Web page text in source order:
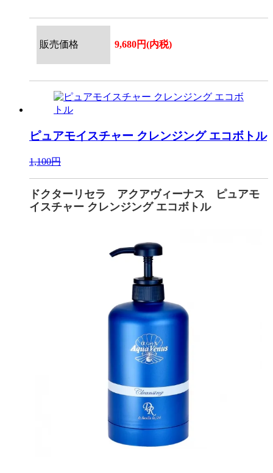
販売価格 9,680円(内税)
ピュアモイスチャー クレンジング エコボトル
1,100円
ドクターリセラ アクアヴィーナス ピュアモ
イスチャー クレンジング エコボトル